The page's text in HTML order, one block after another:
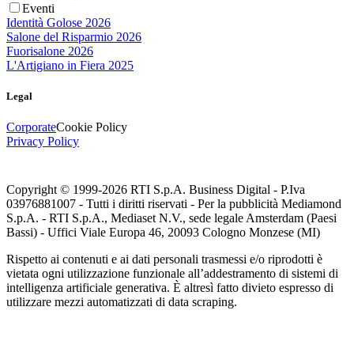
Eventi
Identità Golose 2026
Salone del Risparmio 2026
Fuorisalone 2026
L'Artigiano in Fiera 2025
Legal
CorporateCookie Policy
Privacy Policy
Copyright © 1999-2026 RTI S.p.A. Business Digital - P.Iva
03976881007 - Tutti i diritti riservati - Per la pubblicità Mediamond
S.p.A. - RTI S.p.A., Mediaset N.V., sede legale Amsterdam (Paesi
Bassi) - Uffici Viale Europa 46, 20093 Cologno Monzese (MI)
Rispetto ai contenuti e ai dati personali trasmessi e/o riprodotti è
vietata ogni utilizzazione funzionale all’addestramento di sistemi di
intelligenza artificiale generativa. È altresì fatto divieto espresso di
utilizzare mezzi automatizzati di data scraping.